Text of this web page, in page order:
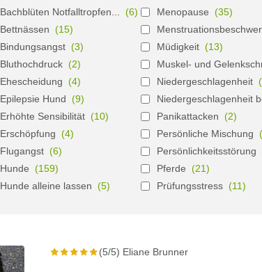
Bachblüten Notfalltropfen...
(6)
Bettnässen (15)
Bindungsangst (3)
Bluthochdruck (2)
Ehescheidung (4)
Epilepsie Hund (9)
Erhöhte Sensibilität (10)
Erschöpfung (4)
Flugangst (6)
Hunde (159)
Hunde alleine lassen (5)
Menopause (35)
Müdigkeit (13)
Muskel- und
Niedergeschlagenheit
Niedergeschlagenheit
Panikattacken (2)
Persönliche Mischung
Persönlichkeitsstörung
Pferde (21)
Prüfungsstress (11)
(5/5) Eliane Brunner